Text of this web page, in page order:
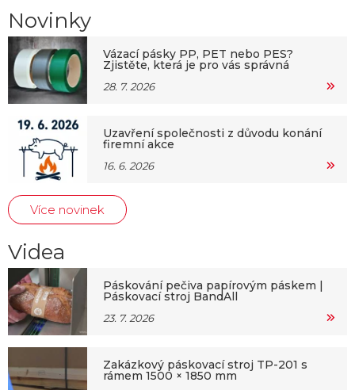
Novinky
Vázací pásky PP, PET nebo PES?
Zjistěte, která je pro vás správná
28. 7. 2026
Uzavření společnosti z důvodu konání
firemní akce
16. 6. 2026
Více novinek
Videa
Páskování pečiva papírovým páskem |
Páskovací stroj BandAll
23. 7. 2026
Zakázkový páskovací stroj TP-201 s
rámem 1500 × 1850 mm